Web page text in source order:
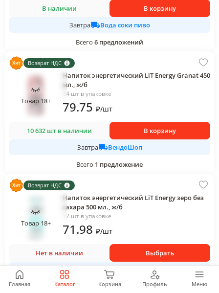
Главная Каталог Корзина Профиль Меню
В наличии
В корзину
Завтра
Вода соки пиво
Всего 6 предложений
Возврат НДС
Товар 18+
Напиток энергетический LiT Energy Granat 450
мл., ж/б
24 шт в упаковке
79.75 ₽/шт
10 632 шт в наличии
В корзину
Завтра
ВендоШоп
Всего 1 предложение
Возврат НДС
Товар 18+
Напиток энергетический LiT Energy зеро без
сахара 500 мл., ж/б
12 шт в упаковке
71.98 ₽/шт
Нет в наличии
Выбрать
ЮГ-СЕРВИС
Всего
10предложений